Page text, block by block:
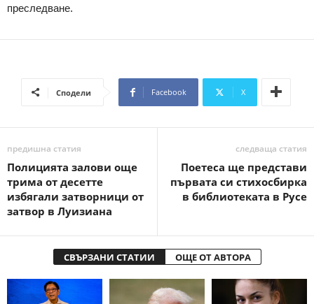
преследване.
Сподели Facebook X
предишна статия
Полицията залови още
трима от десетте
избягали затворници от
затвор в Луизиана
следваща статия
Поетеса ще представи
първата си стихосбирка
в библиотеката в Русе
СВЪРЗАНИ СТАТИИ ОЩЕ ОТ АВТОРА